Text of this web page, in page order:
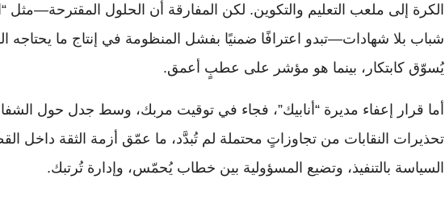
الكرة إلى ملعب التعليم والتكوين. لكن المفارقة أن الحلول المقترحة—مثل
شباب بلا شهادات—تبدو اعترافًا ضمنيًا بفشل المنظومة في إنتاج ما يحتاجه
يُسوّق كابتكار، بينما هو مؤشر على عطبٍ أعمق.
أما قرار إعفاء مديرة “أنابيك”، فجاء في توقيت مربك، وسط جدل حول
تحذيرات النقابات من تجاوزاتٍ محتملة لم تُبدَّد، ما عمّق أزمة الثقة داخل
السياسة بالتنفيذ، وتضيع المسؤولية بين خطاب يُحمّس، وإدارة تُرتبك.